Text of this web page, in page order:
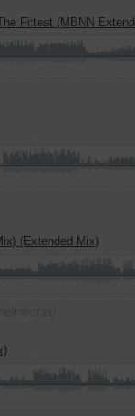
(MBNN Extended
(Extended Mix)